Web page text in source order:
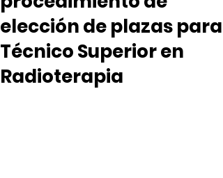
elección de plazas para
Técnico Superior en
Radioterapia